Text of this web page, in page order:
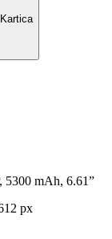
mAh, 6.61”
px